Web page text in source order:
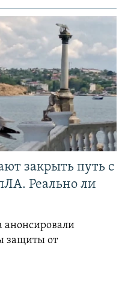
закрыть путь с
Реально ли
анонсировали
защиты от